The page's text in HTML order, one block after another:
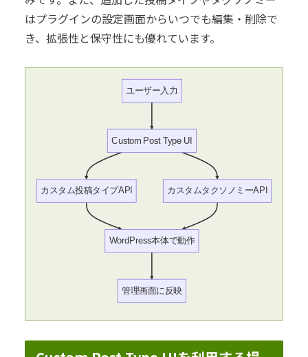
はプラグインの設定画面からいつでも編集・削除で
き、拡張性と保守性にも優れています。
ユーザー入力
Custom Post Type UI
カスタム投稿タイプAPI カスタムタクソノミーAPI
WordPress本体で動作
管理画面に反映